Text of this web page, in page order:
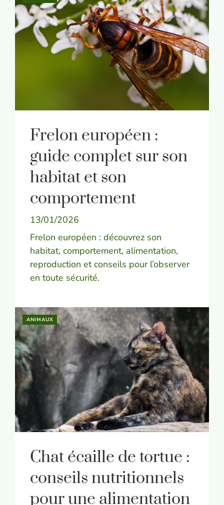
Frelon européen :
guide complet sur son
habitat et son
comportement
13/01/2026
Frelon européen : découvrez son
habitat, comportement, alimentation,
reproduction et conseils pour l’observer
en toute sécurité.
ANIMAUX
Chat écaille de tortue :
conseils nutritionnels
pour une alimentation